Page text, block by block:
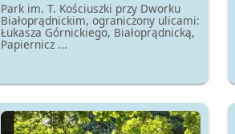
Park im. T. Kościuszki przy Dworku
Białoprądnickim, ograniczony ulicami:
Łukasza Górnickiego, Białoprądnicką,
Papiernicz ...